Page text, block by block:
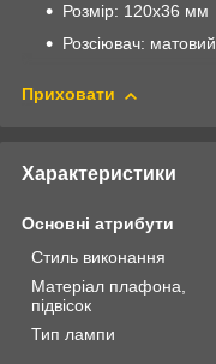
Розмір: 120х36 мм
Розсіювач: матовий
Приховати
Характеристики
Основні атрибути
Стиль виконання
Матеріал плафона,
підвісок
Тип лампи